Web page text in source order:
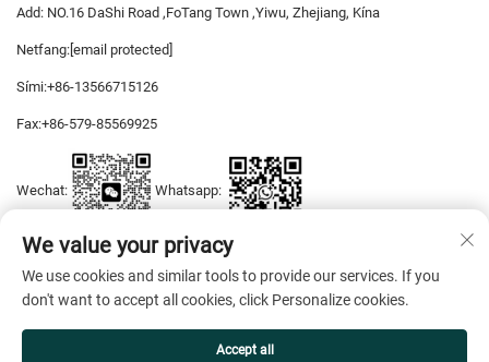
Add: NO.16 DaShi Road ,FoTang Town ,Yiwu, Zhejiang, Kína
Netfang: [email protected]
Sími:+86-13566715126
Fax:+86-579-85569925
Wechat: Whatsapp:
Höfundarréttur © 2026 YiWu DiYaSi Dress CO., LTD. Allur réttur áskilinn. —
We value your privacy
We use cookies and similar tools to provide our services. If you
don't want to accept all cookies, click Personalize cookies.
Accept all